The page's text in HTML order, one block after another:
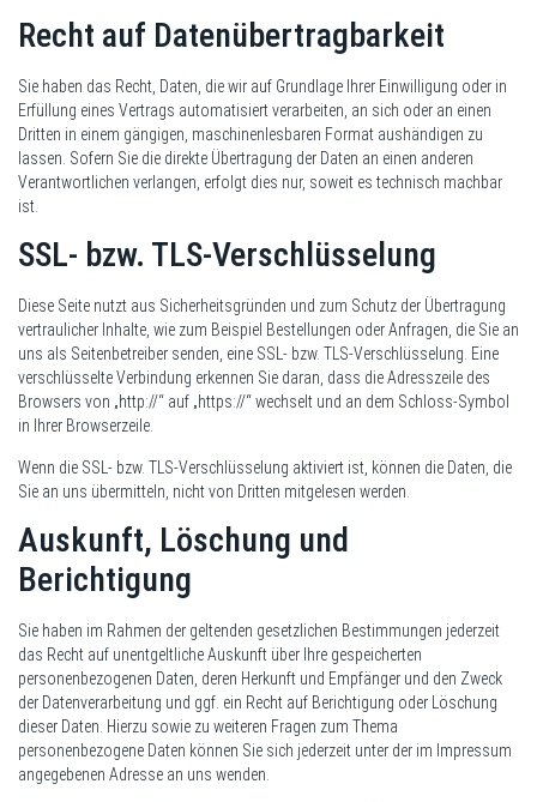
Recht auf Daten­übertrag­barkeit
Sie haben das Recht, Daten, die wir auf Grundlage Ihrer Einwilligung oder in
Erfüllung eines Vertrags automatisiert verarbeiten, an sich oder an einen
Dritten in einem gängigen, maschinenlesbaren Format aushändigen zu
lassen. Sofern Sie die direkte Übertragung der Daten an einen anderen
Verantwortlichen verlangen, erfolgt dies nur, soweit es technisch machbar
ist.
SSL- bzw. TLS-Verschlüsselung
Diese Seite nutzt aus Sicherheitsgründen und zum Schutz der Übertragung
vertraulicher Inhalte, wie zum Beispiel Bestellungen oder Anfragen, die Sie an
uns als Seitenbetreiber senden, eine SSL- bzw. TLS-Verschlüsselung. Eine
verschlüsselte Verbindung erkennen Sie daran, dass die Adresszeile des
Browsers von „http://“ auf „https://“ wechselt und an dem Schloss-Symbol
in Ihrer Browserzeile.
Wenn die SSL- bzw. TLS-Verschlüsselung aktiviert ist, können die Daten, die
Sie an uns übermitteln, nicht von Dritten mitgelesen werden.
Auskunft, Löschung und
Berichtigung
Sie haben im Rahmen der geltenden gesetzlichen Bestimmungen jederzeit
das Recht auf unentgeltliche Auskunft über Ihre gespeicherten
personenbezogenen Daten, deren Herkunft und Empfänger und den Zweck
der Datenverarbeitung und ggf. ein Recht auf Berichtigung oder Löschung
dieser Daten. Hierzu sowie zu weiteren Fragen zum Thema
personenbezogene Daten können Sie sich jederzeit unter der im Impressum
angegebenen Adresse an uns wenden.